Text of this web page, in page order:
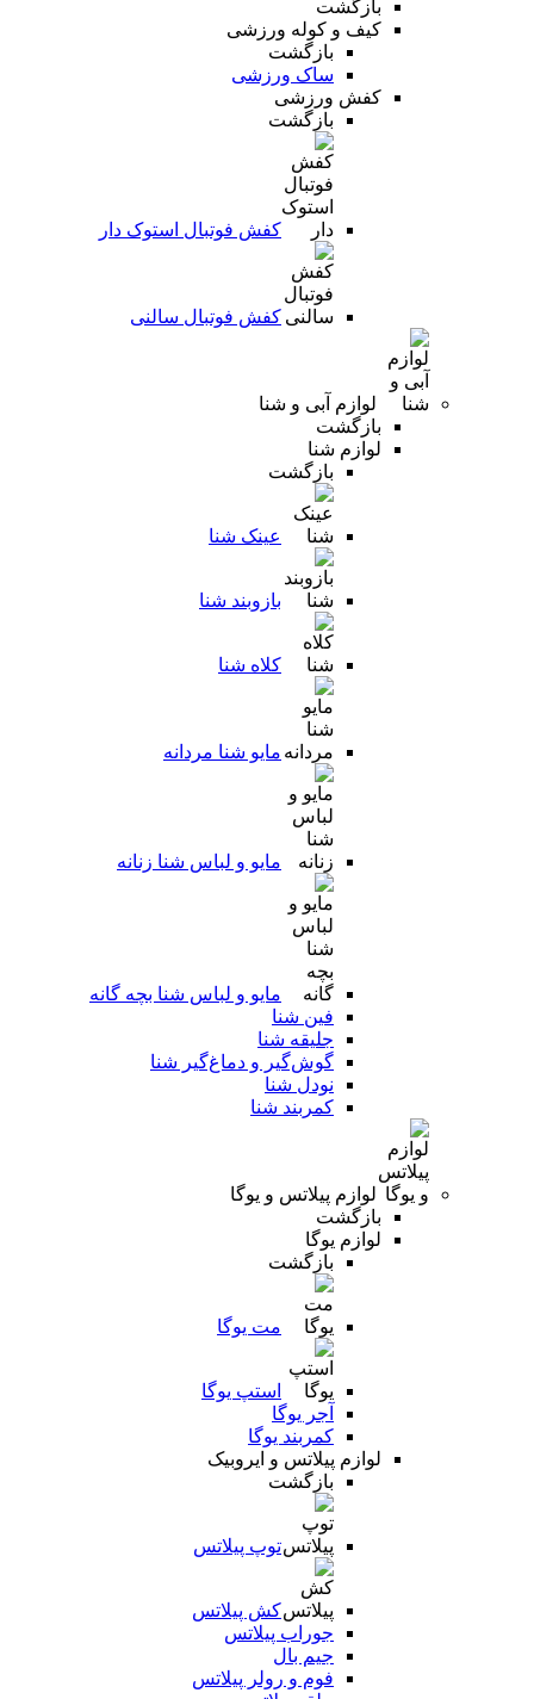
بازگشت
کیف و کوله ورزشی
بازگشت
ساک ورزشی
کفش ورزشی
بازگشت
کفش فوتبال استوک دار
کفش فوتبال سالنی
لوازم آبی و شنا
بازگشت
لوازم شنا
بازگشت
عینک شنا
بازوبند شنا
کلاه شنا
مایو شنا مردانه
مایو و لباس شنا زنانه
مایو و لباس شنا بچه گانه
فین شنا
جلیقه شنا
گوش‌گیر و دماغ‌گیر شنا
نودل شنا
کمربند شنا
لوازم پیلاتس و یوگا
بازگشت
لوازم یوگا
بازگشت
مت یوگا
استپ یوگا
آجر یوگا
کمربند یوگا
لوازم پیلاتس و ایروبیک
بازگشت
توپ پیلاتس
کش پیلاتس
جوراب پیلاتس
جیم بال
فوم و رولر پیلاتس